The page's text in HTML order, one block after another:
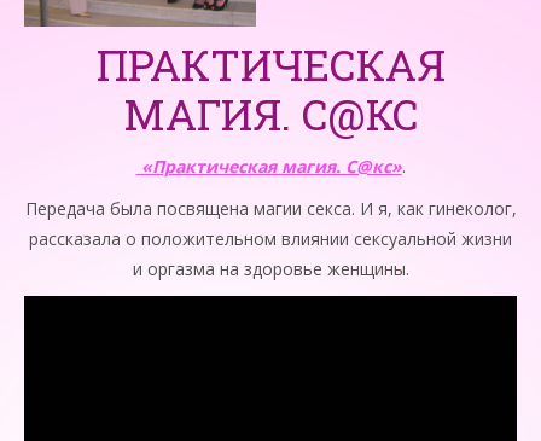
ПРАКТИЧЕСКАЯ
МАГИЯ. С@КС
«Практическая магия. С@кс».
Передача была посвящена магии секса. И я, как гинеколог,
рассказала о положительном влиянии сексуальной жизни
и оргазма на здоровье женщины.